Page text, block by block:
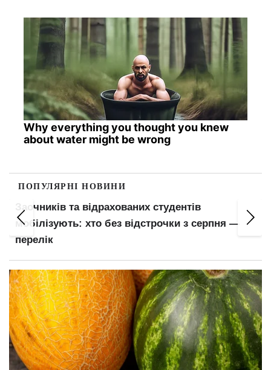
Why everything you thought you knew
about water might be wrong
ПОПУЛЯРНІ НОВИНИ
Заочників та відрахованих студентів
мобілізують: хто без відстрочки з серпня —
перелік